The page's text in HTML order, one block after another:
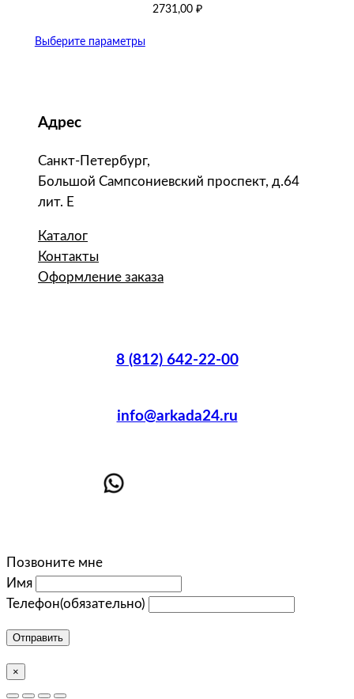
2731,00 ₽
Выберите параметры
Адрес
Санкт-Петербург,
Большой Сампсониевский проспект, д.64
лит. Е
Каталог
Контакты
Оформление заказа
8 (812) 642-22-00
info@arkada24.ru
Позвоните мне
Имя
Телефон(обязательно)
Отправить
×